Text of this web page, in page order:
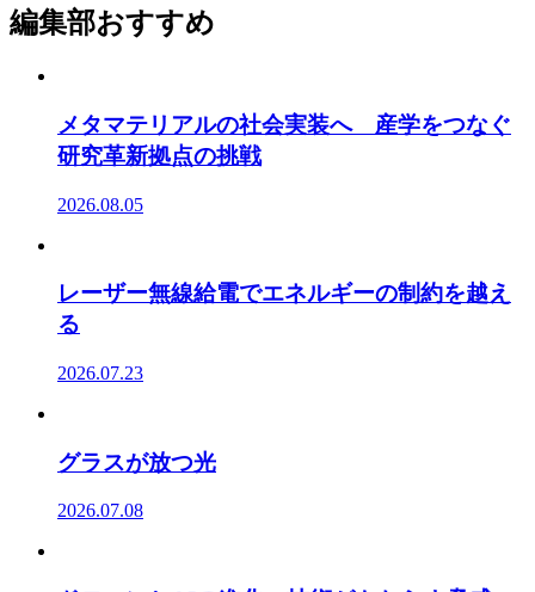
編集部おすすめ
メタマテリアルの社会実装へ 産学をつなぐ
研究革新拠点の挑戦
2026.08.05
レーザー無線給電でエネルギーの制約を越え
る
2026.07.23
グラスが放つ光
2026.07.08